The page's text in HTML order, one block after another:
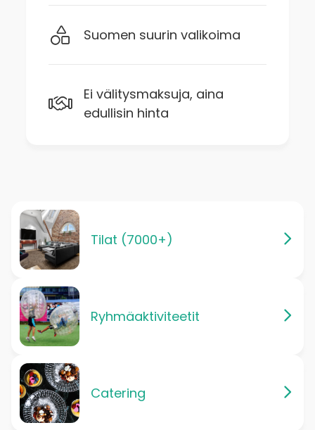
Suomen suurin valikoima
Ei välitysmaksuja, aina
edullisin hinta
Tilat (7000+)
Ryhmäaktiviteetit
Catering